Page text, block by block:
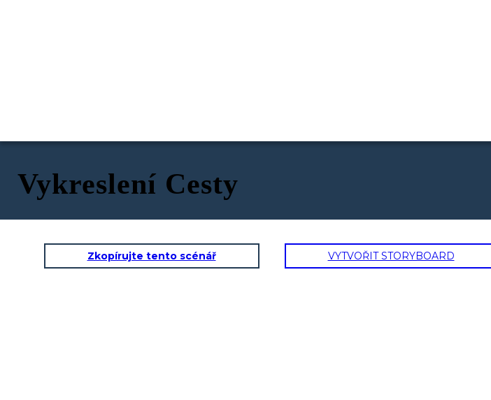
Vykreslení Cesty
Zkopírujte tento scénář VYTVOŘIT STORYBOARD